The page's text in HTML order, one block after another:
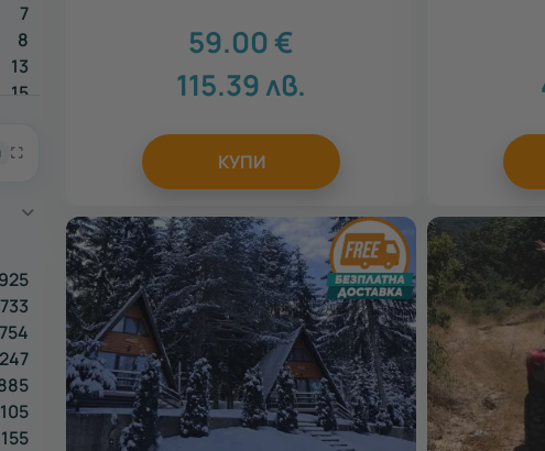
7
8
13
15
15
1
2
8
22
2
2
3
925
733
754
247
105
155
59.00€
115.39лв.
КУПИ